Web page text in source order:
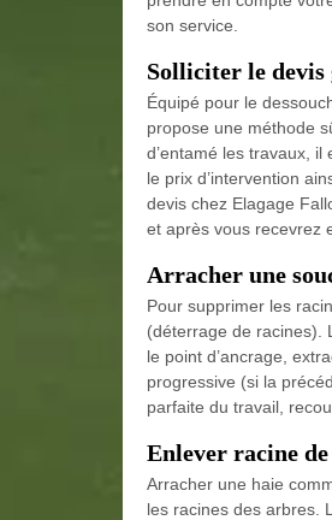
son service.
Solliciter le devis
Équipé pour le
propose une méthode
d’entamé les travaux,
le prix d’intervention
devis chez Elagage
et après vous recevrez
Arracher une
Pour supprimer les
(déterrage de racines).
le point d’ancrage,
progressive (si la
parfaite du travail,
Enlever racine
Arracher une haie
les racines des arbres.